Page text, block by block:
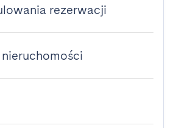
rezerwacji